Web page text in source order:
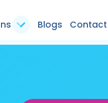
Blogs Contact